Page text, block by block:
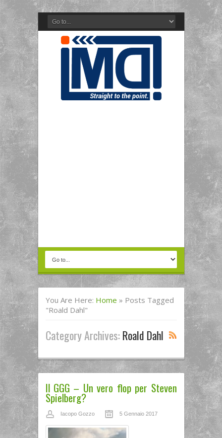
You Are Here: Home » Posts Tagged
"roald Dahl"
Category Archives:Roald Dahl
Il GGG – Un vero flop per Steven
Spielberg?
Iacopo Gozzo 5 Gennaio 2017